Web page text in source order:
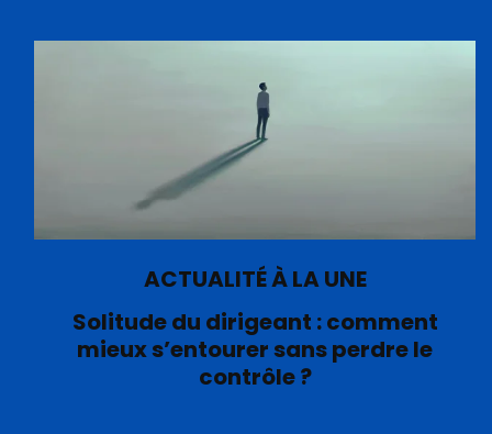
ACTUALITÉ À LA UNE
Solitude du dirigeant : comment
mieux s’entourer sans perdre le
contrôle ?